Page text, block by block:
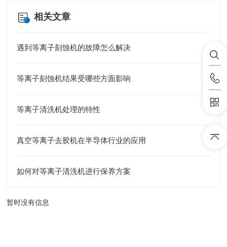
相关文章
遇到等离子刻蚀机的故障怎么解决
等离子刻蚀机结果受哪些方面影响
等离子清洗机处理的特性
真空等离子去胶机在半导体行业的应用
如何对等离子清洗机进行保养方案
暂时没有信息